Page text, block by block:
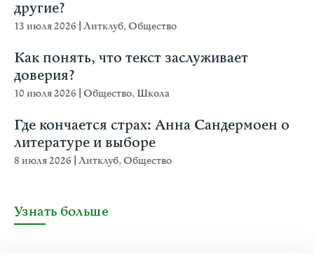
другие?
13 июля 2026 Литклуб,Общество
Как понять, что текст заслуживает
доверия?
10 июля 2026 Общество, Школа
Где кончается страх: Анна Сандермоен о
литературе и выборе
8 июля 2026 Литклуб,Общество
Узнать больше